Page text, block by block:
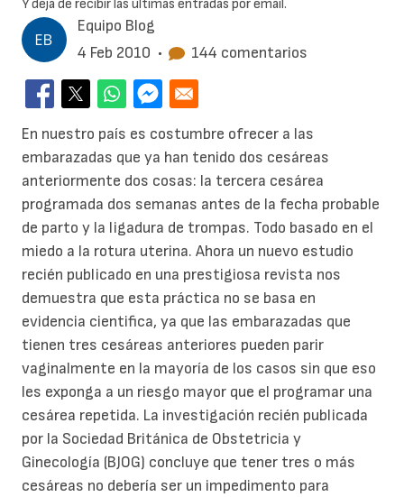
Equipo Blog
4 Feb 2010 • 144 comentarios
En nuestro país es costumbre ofrecer a las
embarazadas que ya han tenido dos cesáreas
anteriormente dos cosas: la tercera cesárea
programada dos semanas antes de la fecha probable
de parto y la ligadura de trompas. Todo basado en el
miedo a la rotura uterina. Ahora un nuevo estudio
recién publicado en una prestigiosa revista nos
demuestra que esta práctica no se basa en
evidencia cientifica, ya que las embarazadas que
tienen tres cesáreas anteriores pueden parir
vaginalmente en la mayoría de los casos sin que eso
les exponga a un riesgo mayor que el programar una
cesárea repetida. La investigación recién publicada
por la Sociedad Británica de Obstetricia y
Ginecología (BJOG) concluye que tener tres o más
cesáreas no debería ser un impedimento para
Y deja de recibir las últimas entradas por email.